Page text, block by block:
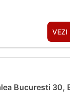
VEZI
Bucuresti 30,